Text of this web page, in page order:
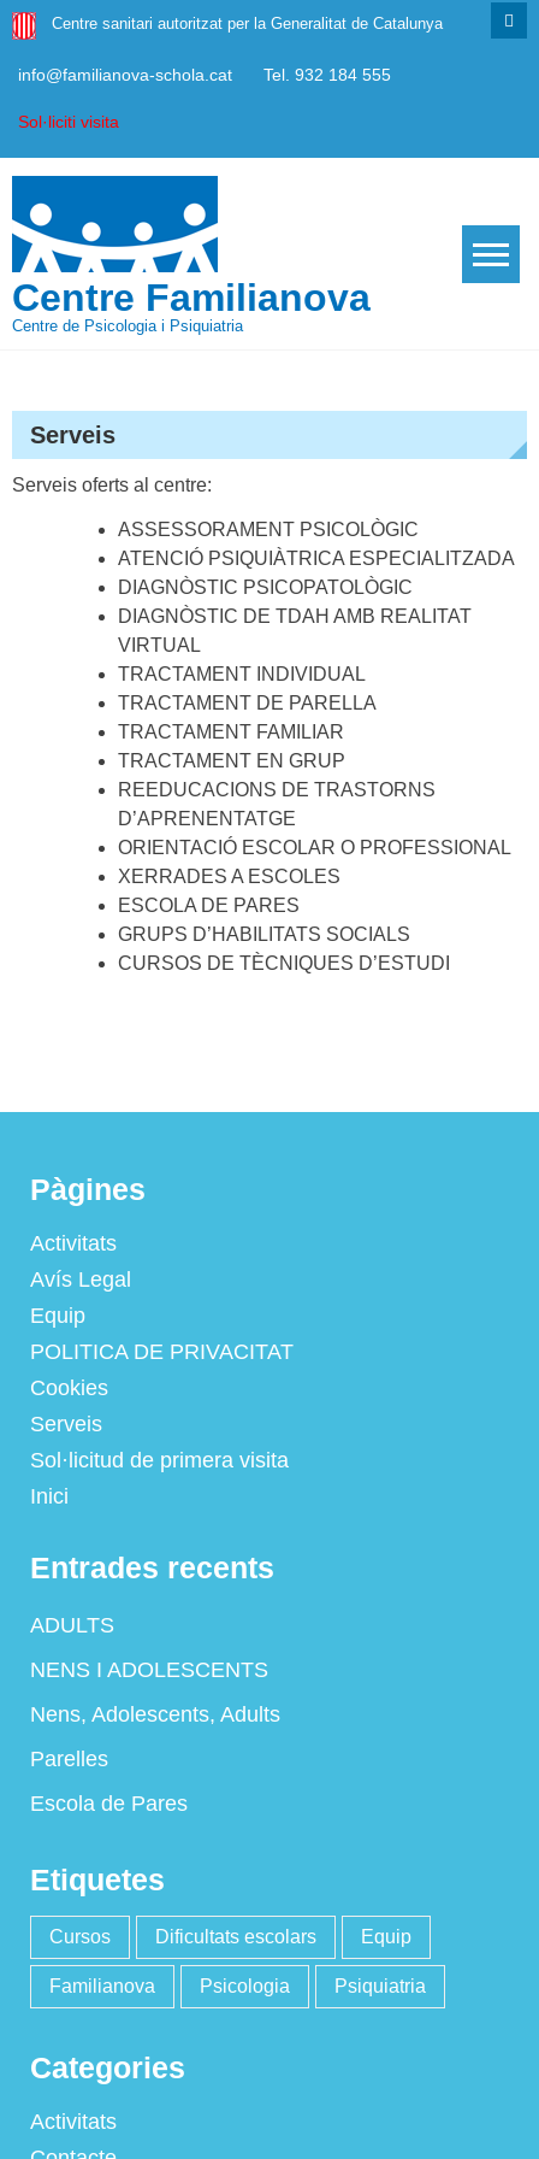
Skip
to
content
Centre sanitari autoritzat per la Generalitat de Catalunya
info@familianova-schola.cat Tel. 932 184 555
Sol·liciti visita
Centre Familianova
Centre de Psicologia i Psiquiatria
Serveis
Serveis oferts al centre:
ASSESSORAMENT PSICOLÒGIC
ATENCIÓ PSIQUIÀTRICA ESPECIALITZADA
DIAGNÒSTIC PSICOPATOLÒGIC
DIAGNÒSTIC DE TDAH AMB REALITAT
VIRTUAL
TRACTAMENT INDIVIDUAL
TRACTAMENT DE PARELLA
TRACTAMENT FAMILIAR
TRACTAMENT EN GRUP
REEDUCACIONS DE TRASTORNS
D’APRENENTATGE
ORIENTACIÓ ESCOLAR O PROFESSIONAL
XERRADES A ESCOLES
ESCOLA DE PARES
GRUPS D’HABILITATS SOCIALS
CURSOS DE TÈCNIQUES D’ESTUDI
Pàgines
Activitats
Avís Legal
Equip
POLITICA DE PRIVACITAT
Cookies
Serveis
Sol·licitud de primera visita
Inici
Entrades recents
ADULTS
NENS I ADOLESCENTS
Nens, Adolescents, Adults
Parelles
Escola de Pares
Etiquetes
Cursos Dificultats escolars Equip
Familianova Psicologia Psiquiatria
Categories
Activitats